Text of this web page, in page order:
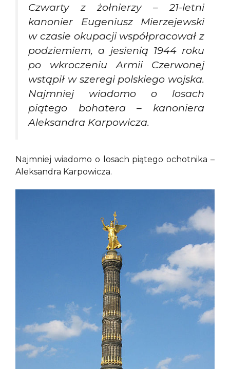
Czwarty z żołnierzy – 21-letni
kanonier Eugeniusz Mierzejewski
w czasie okupacji współpracował z
podziemiem, a jesienią 1944 roku
po wkroczeniu Armii Czerwonej
wstąpił w szeregi polskiego wojska.
Najmniej wiadomo o losach
piątego bohatera – kanoniera
Aleksandra Karpowicza.
Najmniej wiadomo o losach piątego ochotnika –
Aleksandra Karpowicza.